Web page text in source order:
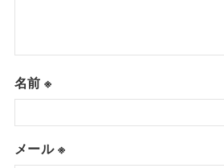
名前※
メール※